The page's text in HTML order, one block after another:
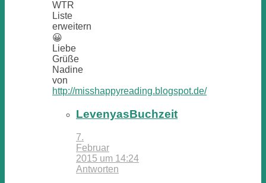
WTR
Liste
erweitern
😀
Liebe
Grüße
Nadine
von
http://misshappyreading.blogspot.de/
LevenyasBuchzeit
7.
Februar
2015 um 14:24
Antworten